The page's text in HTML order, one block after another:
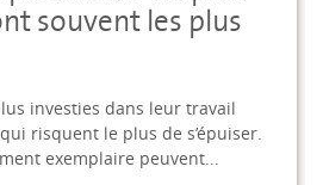
souvent les plus
investies dans leur travail
risquent le plus de s’épuiser.
exemplaire peuvent...